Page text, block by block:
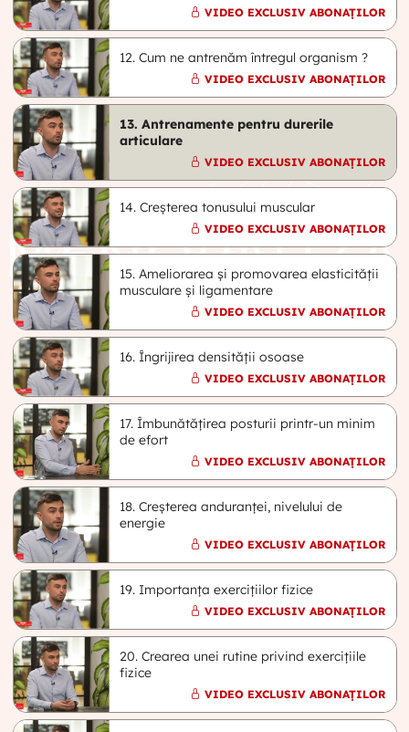
VIDEO EXCLUSIV ABONAȚILOR
12. Cum ne antrenăm întregul organism ?
VIDEO EXCLUSIV ABONAȚILOR
13. Antrenamente pentru durerile
articulare
VIDEO EXCLUSIV ABONAȚILOR
14. Creșterea tonusului muscular
VIDEO EXCLUSIV ABONAȚILOR
15. Ameliorarea și promovarea elasticității
musculare și ligamentare
VIDEO EXCLUSIV ABONAȚILOR
16. Îngrijirea densității osoase
VIDEO EXCLUSIV ABONAȚILOR
17. Îmbunătățirea posturii printr-un minim
de efort
VIDEO EXCLUSIV ABONAȚILOR
18. Creșterea anduranței, nivelului de
energie
VIDEO EXCLUSIV ABONAȚILOR
19. Importanța exercițiilor fizice
VIDEO EXCLUSIV ABONAȚILOR
20. Crearea unei rutine privind exercițiile
fizice
VIDEO EXCLUSIV ABONAȚILOR